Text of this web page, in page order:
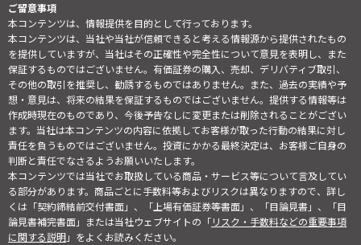
ご留意事項
本コンテンツは、情報提供を目的として行っております。
本コンテンツは、当社や当社が信頼できると考える情報源から提供されたもの
を提供していますが、当社はその正確性や完全性について意見を表明し、また
保証するものではございません。有価証券の購入、売却、デリバティブ取引、
その他の取引を推奨し、勧誘するものではありません。また、過去の実績や予
想・意見は、将来の結果を保証するものではございません。提供する情報等は
作成時現在のものであり、今後予告なしに変更または削除されることがござい
ます。当社は本コンテンツの内容に依拠してお客様が取った行動の結果に対し
責任を負うものではございません。投資にかかる最終決定は、お客様ご自身の
判断と責任でなさるようお願いいたします。
本コンテンツでは当社でお取扱している商品・サービス等について言及してい
る部分があります。商品ごとに手数料等およびリスクは異なりますので、詳し
くは「契約締結前交付書面」、「上場有価証券等書面」、「目論見書」、「目
論見書補完書面」または当社ウェブサイトの「リスク・手数料などの重要事項
に関する説明」をよくお読みください。